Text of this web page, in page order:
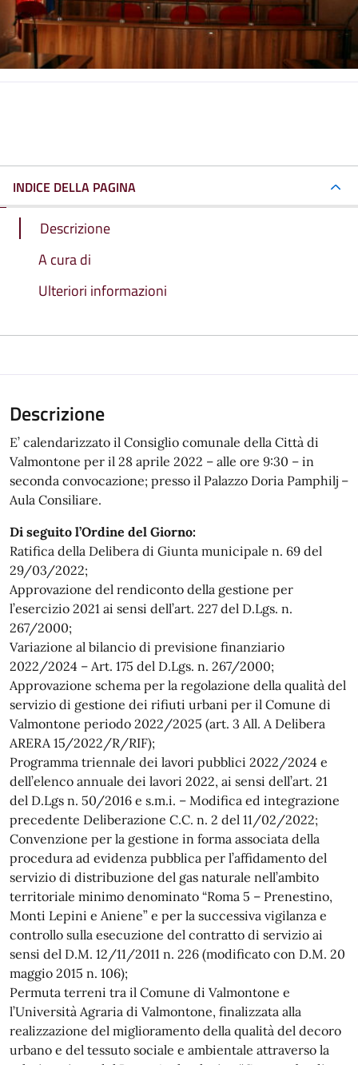
INDICE DELLA PAGINA
Descrizione
A cura di
Ulteriori informazioni
Descrizione
E’ calendarizzato il Consiglio comunale della Città di
Valmontone per il 28 aprile 2022 – alle ore 9:30 – in
seconda convocazione; presso il Palazzo Doria Pamphilj –
Aula Consiliare.
Di seguito l’Ordine del Giorno:
Ratifica della Delibera di Giunta municipale n. 69 del
29/03/2022;
Approvazione del rendiconto della gestione per
l’esercizio 2021 ai sensi dell’art. 227 del D.Lgs. n.
267/2000;
Variazione al bilancio di previsione finanziario
2022/2024 – Art. 175 del D.Lgs. n. 267/2000;
Approvazione schema per la regolazione della qualità del
servizio di gestione dei rifiuti urbani per il Comune di
Valmontone periodo 2022/2025 (art. 3 All. A Delibera
ARERA 15/2022/R/RIF);
Programma triennale dei lavori pubblici 2022/2024 e
dell’elenco annuale dei lavori 2022, ai sensi dell’art. 21
del D.Lgs n. 50/2016 e s.m.i. – Modifica ed integrazione
precedente Deliberazione C.C. n. 2 del 11/02/2022;
Convenzione per la gestione in forma associata della
procedura ad evidenza pubblica per l’affidamento del
servizio di distribuzione del gas naturale nell’ambito
territoriale minimo denominato “Roma 5 – Prenestino,
Monti Lepini e Aniene” e per la successiva vigilanza e
controllo sulla esecuzione del contratto di servizio ai
sensi del D.M. 12/11/2011 n. 226 (modificato con D.M. 20
maggio 2015 n. 106);
Permuta terreni tra il Comune di Valmontone e
l’Università Agraria di Valmontone, finalizzata alla
realizzazione del miglioramento della qualità del decoro
urbano e del tessuto sociale e ambientale attraverso la